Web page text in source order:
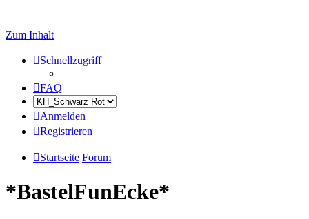
Zum Inhalt
Schnellzugriff
FAQ
Anmelden
Registrieren
Startseite Forum
*BastelFunEcke*